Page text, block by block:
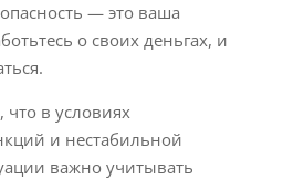
— это ваша
о своих деньгах, и
что в условиях
и нестабильной
важно учитывать